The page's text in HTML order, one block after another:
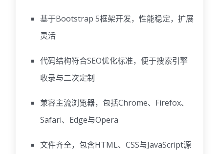
基于Bootstrap 5框架开发，性能稳定，扩展
灵活
代码结构符合SEO优化标准，便于搜索引擎
收录与二次定制
兼容主流浏览器，包括Chrome、Firefox、
Safari、Edge与Opera
文件齐全，包含HTML、CSS与JavaScript源